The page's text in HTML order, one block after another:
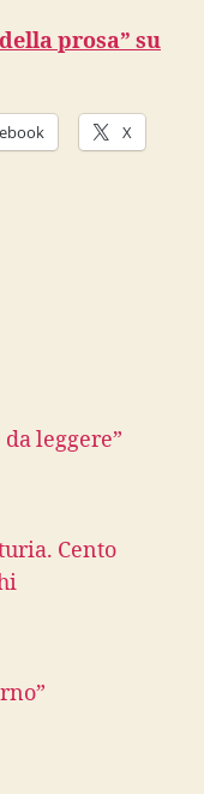
prosa” su
X
leggere”
Cento